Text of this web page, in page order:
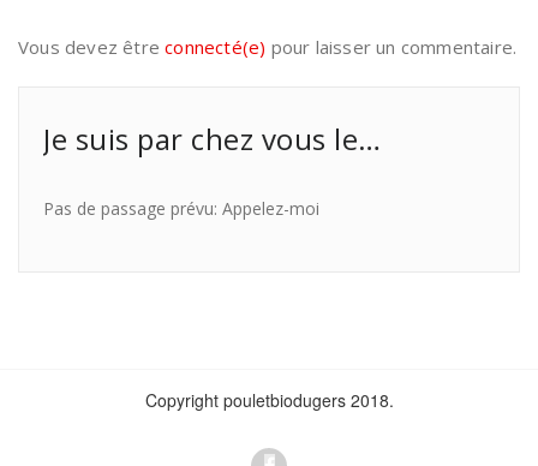
Vous devez êtreconnecté(e) pour laisser un commentaire.
Je suis par chez vous le…
Pas de passage prévu: Appelez-moi
Copyright pouletbiodugers 2018.